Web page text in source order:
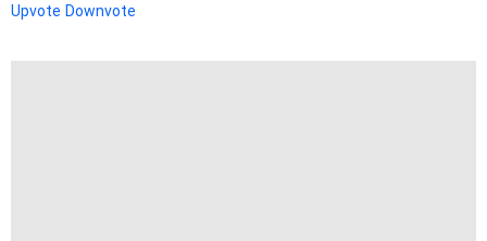
Upvote Downvote